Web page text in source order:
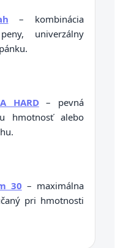
– kombinácia
univerzálny
HARD– pevná
hmotnosť alebo
30 – maximálna
pri hmotnosti